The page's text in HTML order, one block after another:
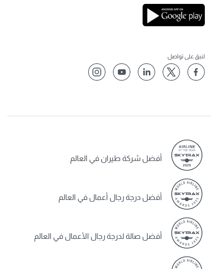
لنبق على تواصل
أفضل شركة طيران في العالم
أفضل درجة رجال أعمال في العالم
أفضل صالة لدرجة رجال الأعمال في العالم